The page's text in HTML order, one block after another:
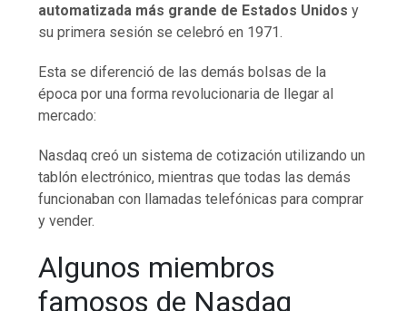
automatizada más grande de Estados Unidos y
su primera sesión se celebró en 1971.
Esta se diferenció de las demás bolsas de la
época por una forma revolucionaria de llegar al
mercado:
Nasdaq creó un sistema de cotización utilizando un
tablón electrónico, mientras que todas las demás
funcionaban con llamadas telefónicas para comprar
y vender.
Algunos miembros
famosos de Nasdaq